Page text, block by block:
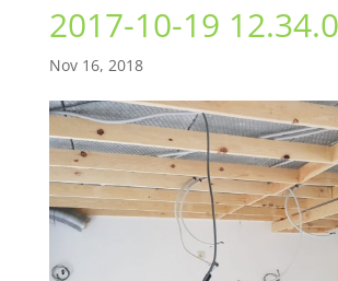
2017-10-19
Nov 16, 2018